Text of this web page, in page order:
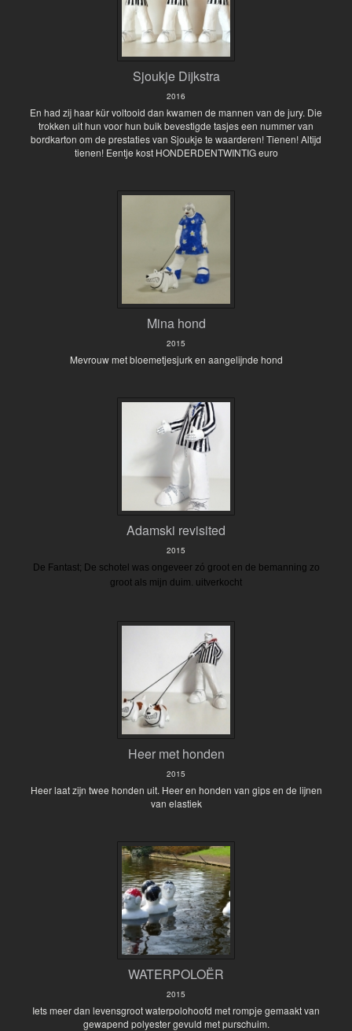
Sjoukje Dijkstra
2016
En had zij haar kür voltooid dan kwamen de mannen van de jury. Die
trokken uit hun voor hun buik bevestigde tasjes een nummer van
bordkarton om de prestaties van Sjoukje te waarderen! Tienen! Altijd
tienen! Eentje kost HONDERDENTWINTIG euro
Mina hond
2015
Mevrouw met bloemetjesjurk en aangelijnde hond
Adamski revisited
2015
De Fantast; De schotel was ongeveer zó groot en de bemanning zo
groot als mijn duim. uitverkocht
Heer met honden
2015
Heer laat zijn twee honden uit. Heer en honden van gips en de lijnen
van elastiek
WATERPOLOËR
2015
Iets meer dan levensgroot waterpolohoofd met rompje gemaakt van
gewapend polyester gevuld met purschuim.